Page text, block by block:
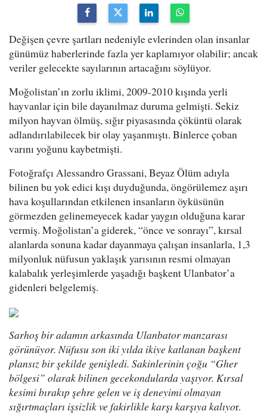
Değişen çevre şartları nedeniyle evlerinden olan insanlar
günümüz haberlerinde fazla yer kaplamıyor olabilir; ancak
veriler gelecekte sayılarının artacağını söylüyor.
Moğolistan’ın zorlu iklimi, 2009-2010 kışında yerli
hayvanlar için bile dayanılmaz duruma gelmişti. Sekiz
milyon hayvan ölmüş, sığır piyasasında çöküntü olarak
adlandırılabilecek bir olay yaşanmıştı. Binlerce çoban
varını yoğunu kaybetmişti.
Fotoğrafçı Alessandro Grassani, Beyaz Ölüm adıyla
bilinen bu yok edici kışı duyduğunda, öngörülemez aşırı
hava koşullarından etkilenen insanların öyküsünün
görmezden gelinemeyecek kadar yaygın olduğuna karar
vermiş. Moğolistan’a giderek, “önce ve sonrayı”, kırsal
alanlarda sonuna kadar dayanmaya çalışan insanlarla, 1,3
milyonluk nüfusun yaklaşık yarısının resmi olmayan
kalabalık yerleşimlerde yaşadığı başkent Ulanbator’a
gidenleri belgelemiş.
Sarhoş bir adamın arkasında Ulanbator manzarası
görünüyor. Nüfusu son iki yılda ikiye katlanan başkent
plansız bir şekilde genişledi. Sakinlerinin çoğu “Gher
bölgesi” olarak bilinen gecekondularda yaşıyor. Kırsal
kesimi bırakıp şehre gelen ve iş deneyimi olmayan
sığırtmaçları işsizlik ve fakirlikle karşı karşıya kalıyor.